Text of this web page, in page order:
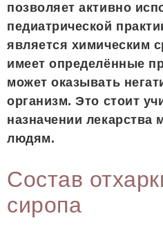
позволяет активно
педиатрической
является химическим
имеет определённые
может оказывать
организм. Это стоит
назначении
людям.
Состав
сиропа